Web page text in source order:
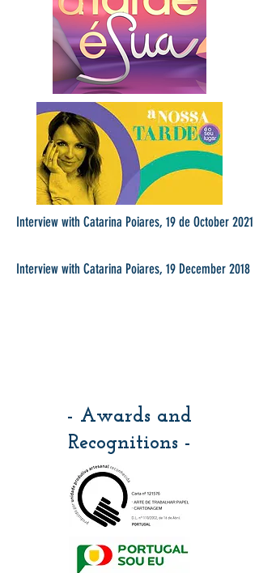
Interview with Catarina Poiares, 19 de October 2021
Interview with Catarina Poiares, 19 December 2018
- Awards and
Recognitions -